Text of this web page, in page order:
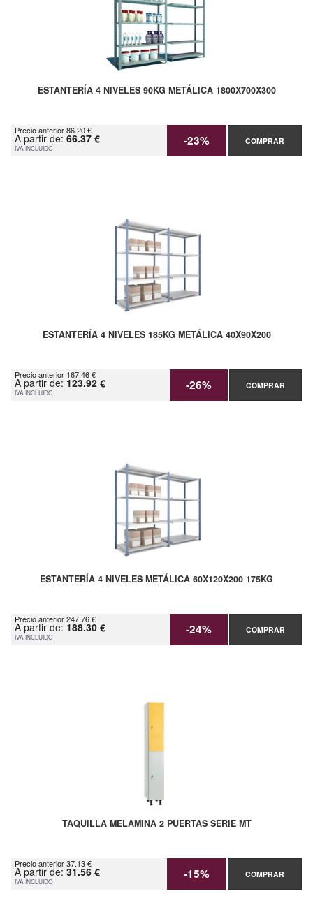
ESTANTERÍA 4 NIVELES 90KG METÁLICA 1800X700X300
Precio anterior 86.20 €
A partir de: 66.37 €
IVA INCLUIDO -23% COMPRAR
ESTANTERÍA 4 NIVELES 185KG METÁLICA 40X90X200
Precio anterior 167.46 €
A partir de: 123.92 €
IVA INCLUIDO -26% COMPRAR
ESTANTERÍA 4 NIVELES METÁLICA 60X120X200 175KG
Precio anterior 247.76 €
A partir de: 188.30 €
IVA INCLUIDO -24% COMPRAR
TAQUILLA MELAMINA 2 PUERTAS SERIE MT
Precio anterior 37.13 €
A partir de: 31.56 €
IVA INCLUIDO -15% COMPRAR